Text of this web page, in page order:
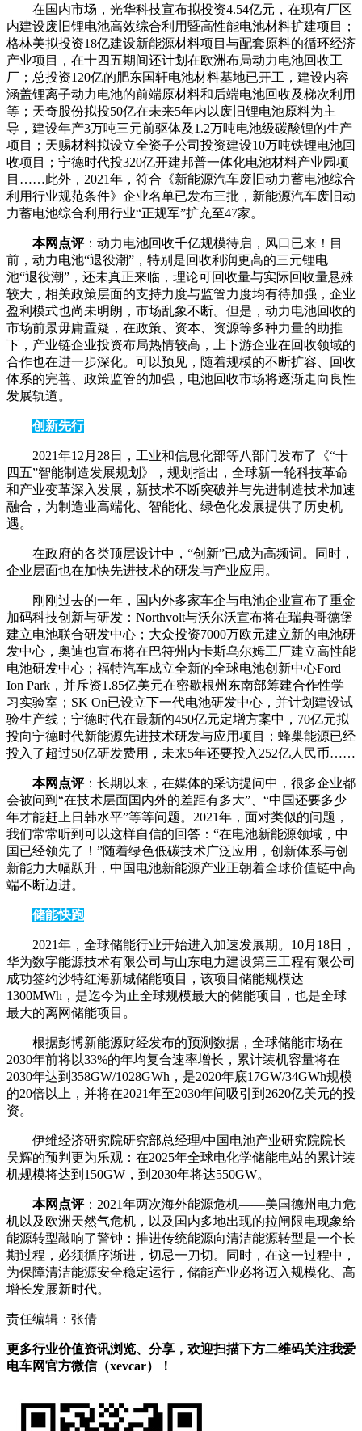
在国内市场，光华科技宣布拟投资4.54亿元，在现有厂区
内建设废旧锂电池高效综合利用暨高性能电池材料扩建项目；
格林美拟投资18亿建设新能源材料项目与配套原料的循环经济
产业项目，在十四五期间还计划在欧洲布局动力电池回收工
厂；总投资120亿的肥东国轩电池材料基地已开工，建设内容
涵盖锂离子动力电池的前端原材料和后端电池回收及梯次利用
等；天奇股份拟投50亿在未来5年内以废旧锂电池原料为主
导，建设年产3万吨三元前驱体及1.2万吨电池级碳酸锂的生产
项目；天赐材料拟设立全资子公司投资建设10万吨铁锂电池回
收项目；宁德时代投320亿开建邦普一体化电池材料产业园项
目……此外，2021年，符合《新能源汽车废旧动力蓄电池综合
利用行业规范条件》企业名单已发布三批，新能源汽车废旧动
力蓄电池综合利用行业“正规军”扩充至47家。
本网点评：动力电池回收千亿规模待启，风口已来！目
前，动力电池“退役潮”，特别是回收利润更高的三元锂电
池“退役潮”，还未真正来临，理论可回收量与实际回收量悬殊
较大，相关政策层面的支持力度与监管力度均有待加强，企业
盈利模式也尚未明朗，市场乱象不断。但是，动力电池回收的
市场前景毋庸置疑，在政策、资本、资源等多种力量的助推
下，产业链企业投资布局热情较高，上下游企业在回收领域的
合作也在进一步深化。可以预见，随着规模的不断扩容、回收
体系的完善、政策监管的加强，电池回收市场将逐渐走向良性
发展轨道。
创新先行
2021年12月28日，工业和信息化部等八部门发布了《“十
四五”智能制造发展规划》，规划指出，全球新一轮科技革命
和产业变革深入发展，新技术不断突破并与先进制造技术加速
融合，为制造业高端化、智能化、绿色化发展提供了历史机
遇。
在政府的各类顶层设计中，“创新”已成为高频词。同时，
企业层面也在加快先进技术的研发与产业应用。
刚刚过去的一年，国内外多家车企与电池企业宣布了重金
加码科技创新与研发：Northvolt与沃尔沃宣布将在瑞典哥德堡
建立电池联合研发中心；大众投资7000万欧元建立新的电池研
发中心，奥迪也宣布将在巴符州内卡斯乌尔姆工厂建立高性能
电池研发中心；福特汽车成立全新的全球电池创新中心Ford
Ion Park，并斥资1.85亿美元在密歇根州东南部筹建合作性学
习实验室；SK On已设立下一代电池研发中心，并计划建设试
验生产线；宁德时代在最新的450亿元定增方案中，70亿元拟
投向宁德时代新能源先进技术研发与应用项目；蜂巢能源已经
投入了超过50亿研发费用，未来5年还要投入252亿人民币……
本网点评：长期以来，在媒体的采访提问中，很多企业都
会被问到“在技术层面国内外的差距有多大”、“中国还要多少
年才能赶上日韩水平”等等问题。2021年，面对类似的问题，
我们常常听到可以这样自信的回答：“在电池新能源领域，中
国已经领先了！”随着绿色低碳技术广泛应用，创新体系与创
新能力大幅跃升，中国电池新能源产业正朝着全球价值链中高
端不断迈进。
储能快跑
2021年，全球储能行业开始进入加速发展期。10月18日，
华为数字能源技术有限公司与山东电力建设第三工程有限公司
成功签约沙特红海新城储能项目，该项目储能规模达
1300MWh，是迄今为止全球规模最大的储能项目，也是全球
最大的离网储能项目。
根据彭博新能源财经发布的预测数据，全球储能市场在
2030年前将以33%的年均复合速率增长，累计装机容量将在
2030年达到358GW/1028GWh，是2020年底17GW/34GWh规模
的20倍以上，并将在2021年至2030年间吸引到2620亿美元的投
资。
伊维经济研究院研究部总经理/中国电池产业研究院院长
吴辉的预判更为乐观：在2025年全球电化学储能电站的累计装
机规模将达到150GW，到2030年将达550GW。
本网点评：2021年两次海外能源危机——美国德州电力危
机以及欧洲天然气危机，以及国内多地出现的拉闸限电现象给
能源转型敲响了警钟：推进传统能源向清洁能源转型是一个长
期过程，必须循序渐进，切忌一刀切。同时，在这一过程中，
为保障清洁能源安全稳定运行，储能产业必将迈入规模化、高
增长发展新时代。
责任编辑：张倩
更多行业价值资讯浏览、分享，欢迎扫描下方二维码关注我爱
电车网官方微信（xevcar）！